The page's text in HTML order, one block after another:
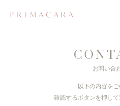
お問い合
以下の内容を
確認するボタンを押し